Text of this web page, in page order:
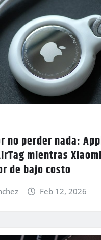
no perder nada:
mientras
de bajo costo
Feb 12, 2026